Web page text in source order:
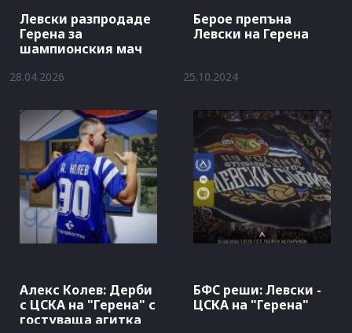
Левски разпродаде
Герена за
шампионския мач
28.04.2026
Берое препъна
Левски на Герена
25.10.2024
Алекс Колев: Дерби
с ЦСКА на "Герена" с
гостуваща агитка
БФС реши: Левски -
ЦСКА на "Герена"